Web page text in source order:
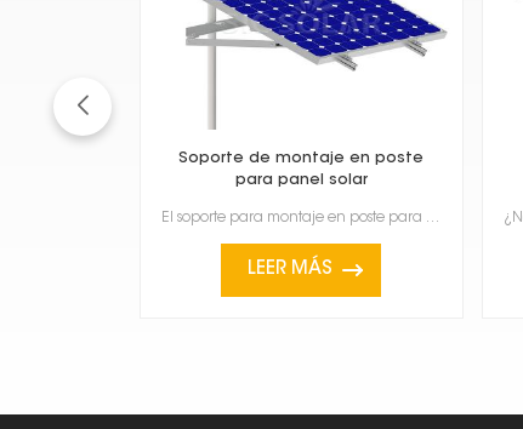
Soporte de montaje en poste
para panel solar
El soporte para montaje en poste para paneles solares es una forma robusta de colocar los paneles so...
LEER MÁS